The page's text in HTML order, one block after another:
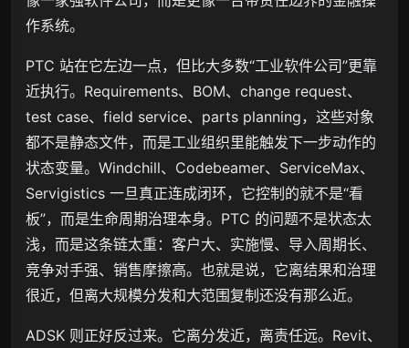
作系统。
PTC 站在它左边一点，但比大多数“工业软件公司”更靠
近执行。Requirements、BOM、change request、
test case、field service、parts planning，这些对象
都不是静态文件，而是工业组织里能触发下一步动作的
状态变量。Windchill、Codebeamer、ServiceMax、
Servigistics 一旦真正连成闭环，它控制的就不是“看
板”，而是生命周期治理本身。PTC 的问题不是状态太
浅，而是这条链太重：客户大、实施慢、导入周期长、
竞争对手强、销售摩擦高。也就是说，它离结果和治理
很近，但离大规模分发和大范围复制还没有那么近。
ADSK 则正好反过来。它离分发近，离责任远。Revit、